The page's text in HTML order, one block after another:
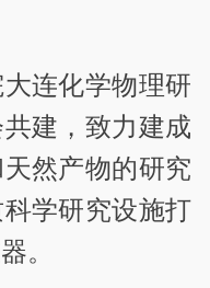
连化学物理研
建，致力建成
然产物的研究
学研究设施打
。